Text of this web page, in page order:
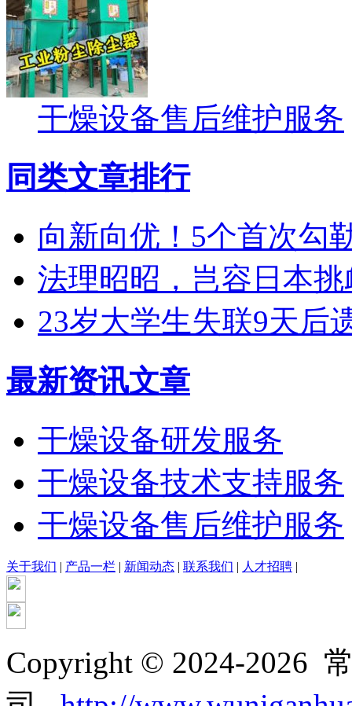
干燥设备售后维护服务
同类文章排行
向新向优！5个首次勾
法理昭昭，岂容日本挑
23岁大学生失联9天后
最新资讯文章
干燥设备研发服务
干燥设备技术支持服务
干燥设备售后维护服务
关于我们 | 产品一栏 | 新闻动态 | 联系我们 | 人才招聘 |
Copyright © 2024-2026